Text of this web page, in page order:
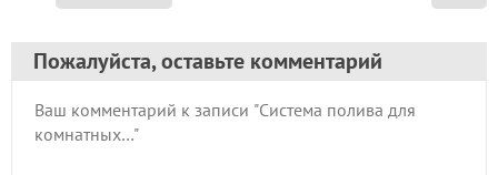
Пожалуйста, оставьте комментарий